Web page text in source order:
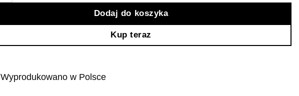
Dodaj do koszyka
Kup teraz
Wyprodukowano w Polsce